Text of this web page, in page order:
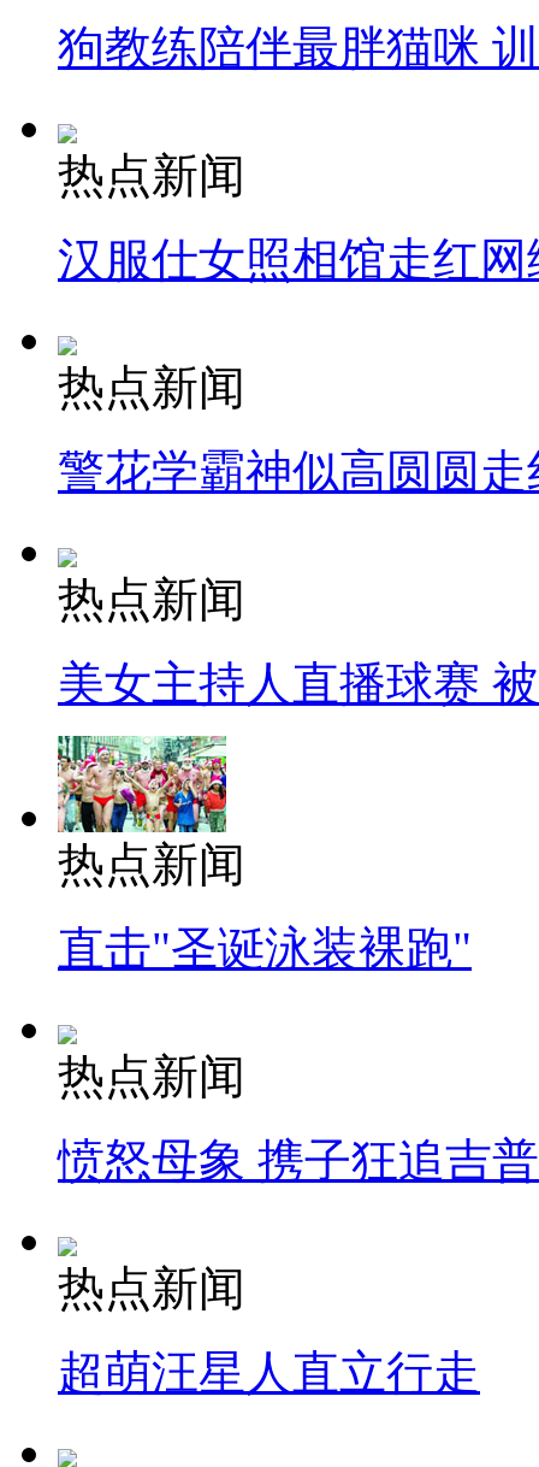
狗教练陪伴最胖猫咪
热点新闻
汉服仕女照相馆走红网
热点新闻
警花学霸神似高圆圆走
热点新闻
美女主持人直播球赛
热点新闻
直击"圣诞泳装裸跑"
热点新闻
愤怒母象 携子狂追吉
热点新闻
超萌汪星人直立行走